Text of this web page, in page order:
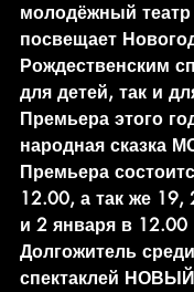
молодёжный
посвещает
Рождественским
для детей, так и
Премьера этого
народная сказка
Премьера
12.00, а так же 19,
и 2 января в 12.00
Долгожитель
спектаклей